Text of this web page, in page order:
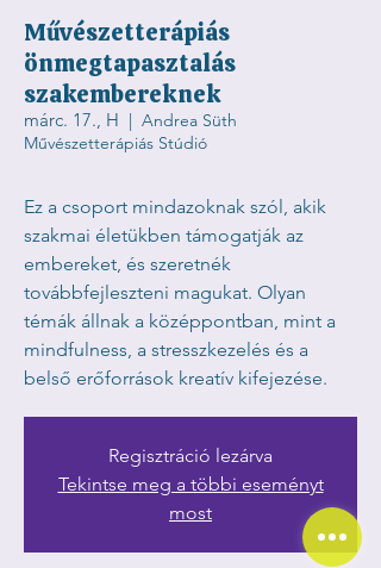
Művészetterápiás
önmegtapasztalás
szakembereknek
márc. 17., H
  |
Andrea Süth
Művészetterápiás Stúdió
Ez a csoport mindazoknak szól, akik
szakmai életükben támogatják az
embereket, és szeretnék
továbbfejleszteni magukat. Olyan
témák állnak a középpontban, mint a
mindfulness, a stresszkezelés és a
belső erőforrások kreatív kifejezése.
Regisztráció lezárva
Tekintse meg a többi eseményt
most